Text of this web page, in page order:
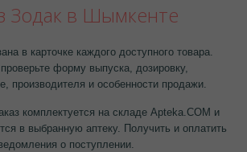
Зодак в Шымкенте
в карточке каждого доступного товара.
форму выпуска, дозировку,
производителя и особенности продажи.
комплектуется на складе Apteka.COM и
в выбранную аптеку. Получить и оплатить
о поступлении.